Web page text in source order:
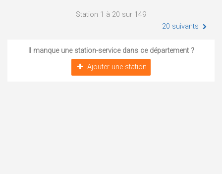
Station 1 à 20 sur 149
20 suivants
Il manque une station-service dans ce département ?
Ajouter une station